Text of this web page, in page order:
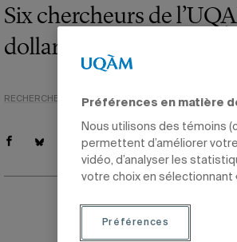
Six chercheurs de
dollars pour des
RECHERCHE PROFESSEURS
19 janvier 2018 à 13 h 01
Préférences en matière
Nous utilisons des témoins
permettent d’améliorer
vidéo, d’analyser les
votre choix en sélectionnant
Préférences